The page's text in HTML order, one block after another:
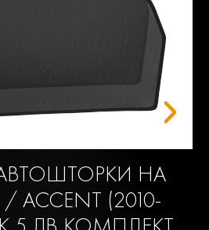
НА
ACCENT (2010-